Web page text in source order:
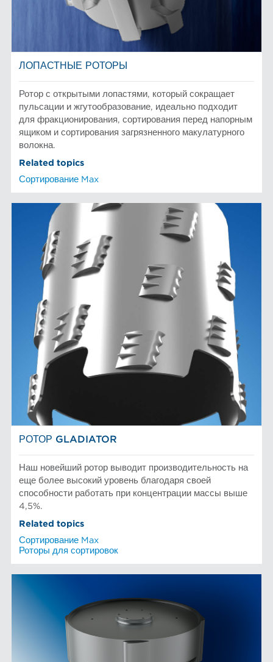
ЛОПАСТНЫЕ РОТОРЫ
Ротор с открытыми лопастями, который сокращает
пульсации и жгутообразование, идеально подходит
для фракционирования, сортирования перед напорным
ящиком и сортирования загрязненного макулатурного
волокна.
Related topics
Сортирование Max
РОТОР GLADIATOR
Наш новейший ротор выводит производительность на
еще более высокий уровень благодаря своей
способности работать при концентрации массы выше
4,5%.
Related topics
Сортирование Max
Роторы для сортировок